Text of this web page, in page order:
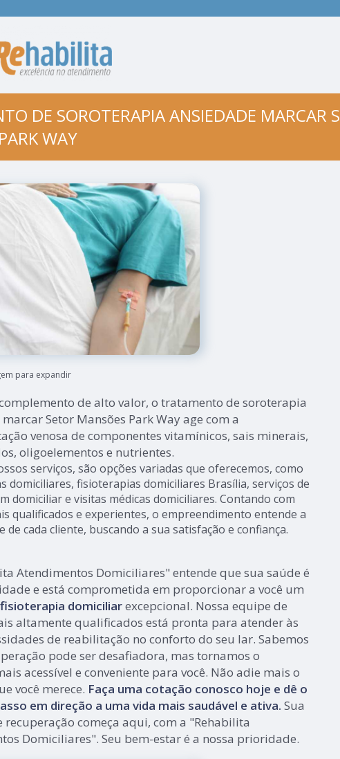
DE SOROTERAPIA ANSIEDADE MARCAR
WAY
para expandir
de alto valor, o tratamento de soroterapia
Setor Mansões Park Way age com a
venosa de componentes vitamínicos, sais minerais,
oligoelementos e nutrientes.
serviços, são opções variadas que oferecemos, como
domiciliares, fisioterapias domiciliares Brasília, serviços de
domiciliar e visitas médicas domiciliares. Contando com
qualificados e experientes, o empreendimento entende a
de cada cliente, buscando a sua satisfação e confiança.
Atendimentos Domiciliares" entende que sua saúde é
e está comprometida em proporcionar a você um
fisioterapia domiciliarexcepcional. Nossa equipe de
altamente qualificados está pronta para atender às
de reabilitação no conforto do seu lar. Sabemos
pode ser desafiadora, mas tornamos o
acessível e conveniente para você. Não adie mais o
você merece. Faça uma cotação conosco hoje e dê o
em direção a uma vida mais saudável e ativa. Sua
recuperação começa aqui, com a "Rehabilita
Domiciliares". Seu bem-estar é a nossa prioridade.